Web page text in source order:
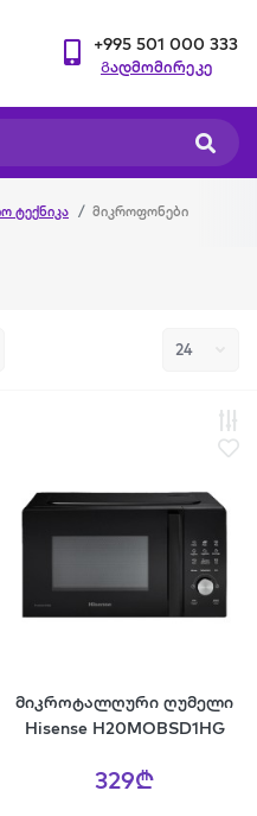
+995 501 000 333
Გადმომირეკე
ტექნიკა მიკროფონები
მიკროტალღური ღუმელი
Hisense H20MOBSD1HG
329₾